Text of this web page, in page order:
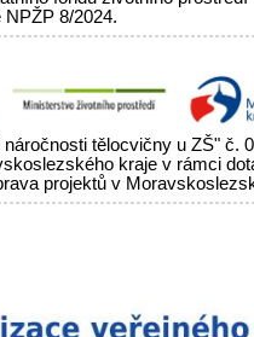
8/2024.
tělocvičny u ZŠ" č.
kraje v rámci
projektů v